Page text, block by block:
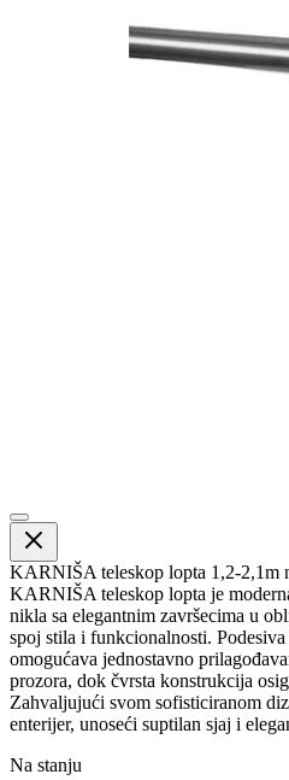
KARNIŠA teleskop lopta 1,2-2,1m
KARNIŠA teleskop lopta je
nikla sa elegantnim završecima u
spoj stila i funkcionalnosti.
omogućava jednostavno
prozora, dok čvrsta konstrukcija
Zahvaljujući svom sofisticiranom
enterijer, unoseći suptilan sjaj i
Na stanju